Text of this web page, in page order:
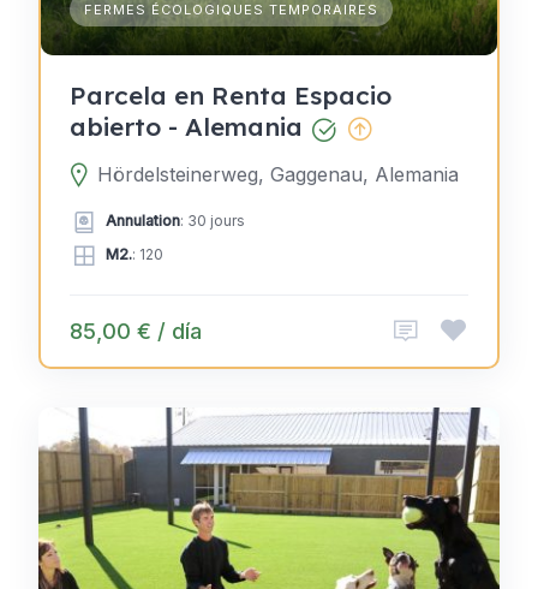
FERMES ÉCOLOGIQUES TEMPORAIRES
Parcela en Renta Espacio
abierto - Alemania
Hördelsteinerweg, Gaggenau, Alemania
Annulation: 30 jours
M2.: 120
85,00 € / día